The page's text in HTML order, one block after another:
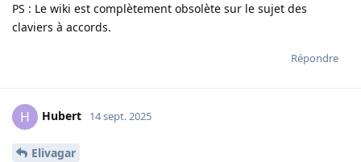
PS : Le wiki est complètement obsolète sur le sujet des
claviers à accords.
Répondre
H Hubert 14 sept. 2025
Elivagar